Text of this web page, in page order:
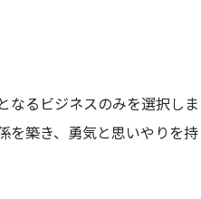
なるビジネスのみを選択しま
を築き、勇気と思いやりを持